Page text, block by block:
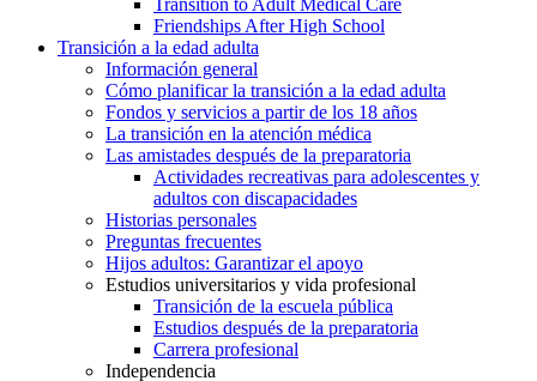
Friendships After High School
Transición a la edad adulta
Información general
Cómo planificar la transición a la edad adulta
Fondos y servicios a partir de los 18 años
La transición en la atención médica
Las amistades después de la preparatoria
Actividades recreativas para adolescentes y
adultos con discapacidades
Historias personales
Preguntas frecuentes
Hijos adultos: Garantizar el apoyo
Estudios universitarios y vida profesional
Transición de la escuela pública
Estudios después de la preparatoria
Carrera profesional
Independencia